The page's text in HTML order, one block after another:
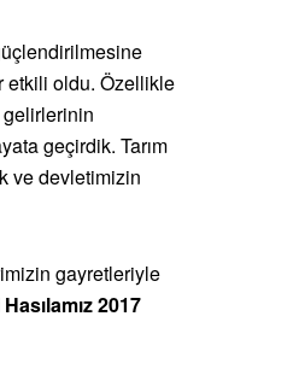
etkili oldu. Özellikle
geçirdik. Tarım
ve devletimizin
gayretleriyle
2017